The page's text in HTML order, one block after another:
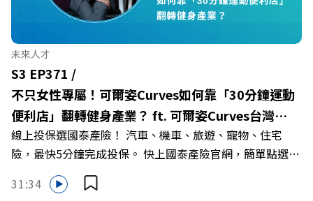
首創「菲律賓半導體專班」！驚豔科技界的國際精準育才
🔺一舉拿下4大USR專案！深耕地方的溫暖社會責任平台 主
持人／遠見雜誌副社長兼遠見智庫總編輯 李建興 與談人／
樹德科技大學校長 王昭雄 +++++ 🎂歡慶遠見40歲生日！手
速搶下破天荒的獨家優惠
>>>https://gvmkt.pse.is/9e5pbz ✨關注《遠見》更多的社
群： LINE：https://reurl.cc/A4ELQp IG：
https://bit.ly/3AjBWNV YT：https://bit.ly/38jNi9k
Powered by Firstory Hosting
未來人才
S3 EP371 /
不只女性專屬！可爾姿Curves如何靠「30分鐘運動
便利店」翻轉健身產業？ ft. 可爾姿Curves台灣執
行長林宏遠
線上投保選國泰產險！ 汽車、機車、旅遊、寵物、住宅
險，最快5分鐘完成投保。 快上國泰產險官網，簡單點選，
保障立即到位！ https://fstry.pse.is/9eddvv —— 以上為
Firstory Podcast 廣告 —— 在健康意識抬頭、健身產業百
31:34